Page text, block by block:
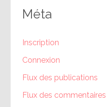
Méta
Inscription
Connexion
Flux des publications
Flux des commentaires